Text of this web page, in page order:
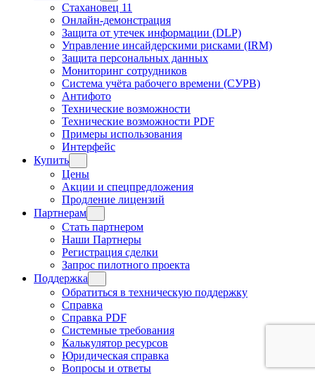
Стахановец 11
Онлайн-демонстрация
Защита от утечек информации (DLP)
Управление инсайдерскими рисками (IRM)
Защита персональных данных
Мониторинг сотрудников
Система учёта рабочего времени (СУРВ)
Антифото
Технические возможности
Технические возможности PDF
Примеры использования
Интерфейс
Купить
Цены
Акции и спецпредложения
Продление лицензий
Партнерам
Стать партнером
Наши Партнеры
Регистрация сделки
Запрос пилотного проекта
Поддержка
Обратиться в техническую поддержку
Справка
Справка PDF
Системные требования
Калькулятор ресурсов
Юридическая справка
Вопросы и ответы